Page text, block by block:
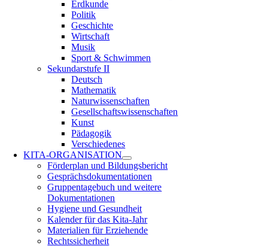
Erdkunde
Politik
Geschichte
Wirtschaft
Musik
Sport & Schwimmen
Sekundarstufe II
Deutsch
Mathematik
Naturwissenschaften
Gesellschaftswissenschaften
Kunst
Pädagogik
Verschiedenes
KITA-ORGANISATION
Förderplan und Bildungsbericht
Gesprächsdokumentationen
Gruppentagebuch und weitere
Dokumentationen
Hygiene und Gesundheit
Kalender für das Kita-Jahr
Materialien für Erziehende
Rechtssicherheit